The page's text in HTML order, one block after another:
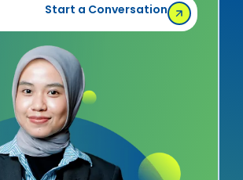
Start a Conversation